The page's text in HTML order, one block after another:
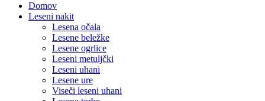
Domov
Leseni nakit
Lesena očala
Lesene beležke
Lesene ogrlice
Leseni metuljčki
Leseni uhani
Lesene ure
Viseči leseni uhani